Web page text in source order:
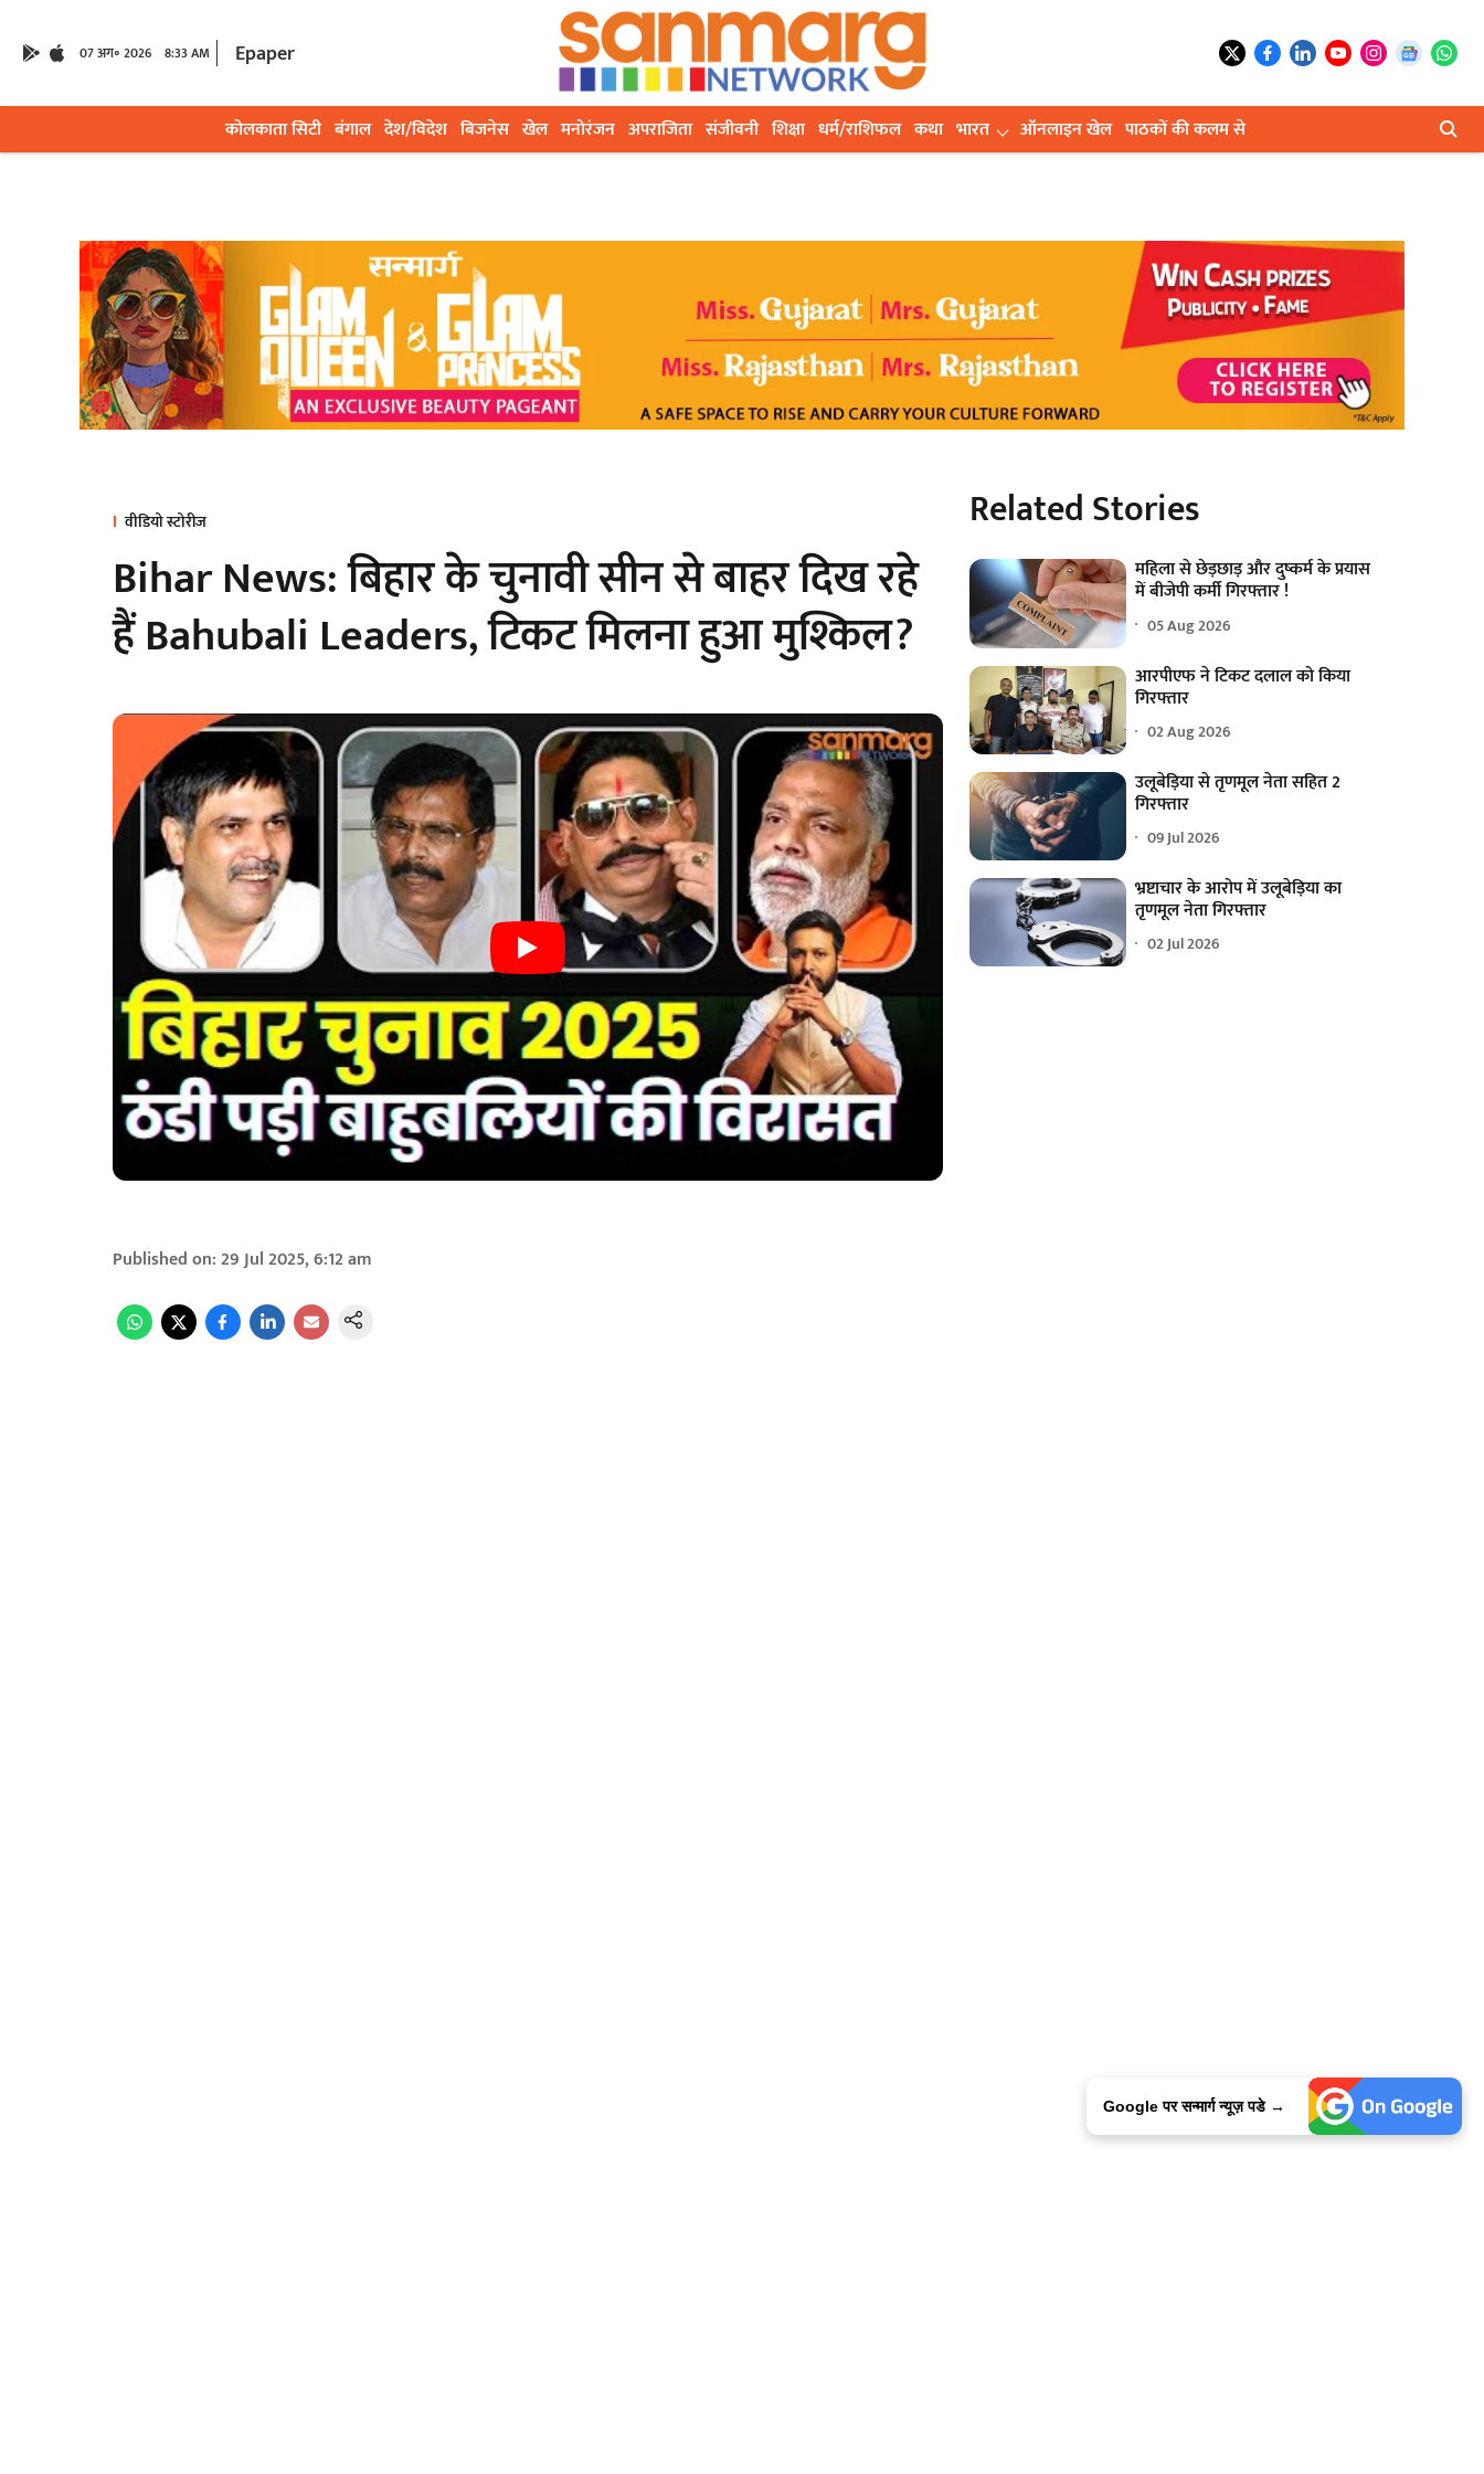
07 अग॰ 2026 8:33 AM Epaper
कोलकाता सिटी बंगाल देश/विदेश बिजनेस खेल मनोरंजन अपराजिता संजीवनी शिक्षा धर्म/राशिफल कथा भारत ऑनलाइन खेल पाठकों की कलम से
वीडियो स्टोरीज
Bihar News: बिहार के चुनावी सीन से बाहर दिख रहे
हैं Bahubali Leaders, टिकट मिलना हुआ मुश्किल?
Published on:29 Jul 2025, 6:12 am
Related Stories
महिला से छेड़छाड़ और दुष्कर्म के प्रयास
में बीजेपी कर्मी गिरफ्तार !
05 Aug 2026
आरपीएफ ने टिकट दलाल को किया
गिरफ्तार
02 Aug 2026
उलूबेड़िया से तृणमूल नेता सहित 2
गिरफ्तार
09 Jul 2026
भ्रष्टाचार के आरोप में उलूबेड़िया का
तृणमूल नेता गिरफ्तार
02 Jul 2026
Google पर सन्मार्ग न्यूज़ पडे →